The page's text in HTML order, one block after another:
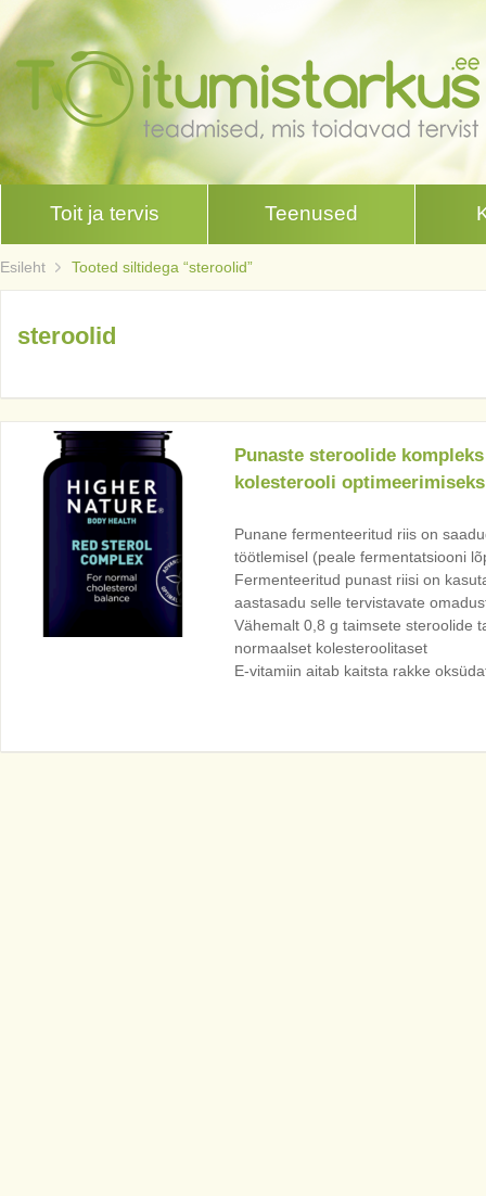
Toit ja tervis Teenused
Esileht Tooted siltidega “steroolid”
steroolid
Punaste steroolide kompleks
kolesterooli
Punane fermenteeritud riis on
töötlemisel (peale fermentatsiooni
Fermenteeritud punast riisi on
aastasadu selle tervistavate
Vähemalt 0,8 g taimsete steroolide
normaalset kolesteroolitaset
E-vitamiin aitab kaitsta rakke